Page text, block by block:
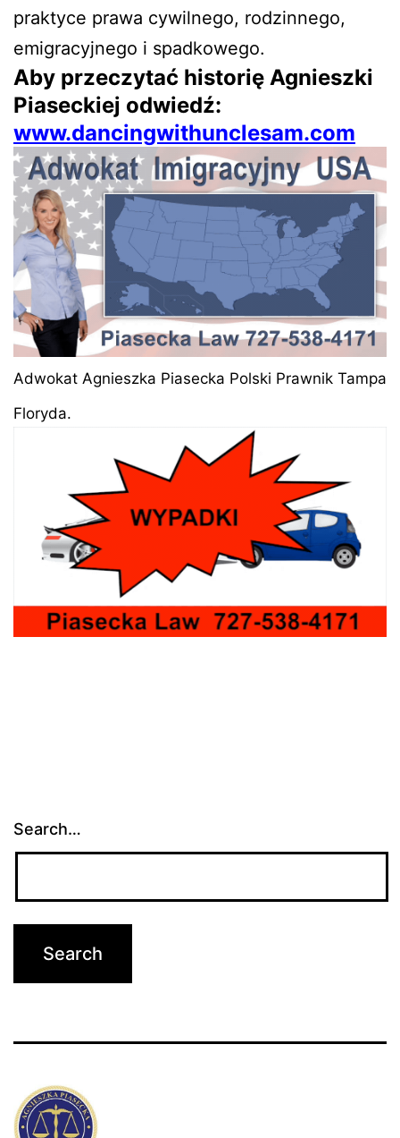
praktyce prawa cywilnego, rodzinnego,
emigracyjnego i spadkowego.
Aby przeczytać historię Agnieszki
Piaseckiej odwiedź:
www.dancingwithunclesam.com
Adwokat Agnieszka Piasecka Polski Prawnik Tampa
Floryda.
Search…